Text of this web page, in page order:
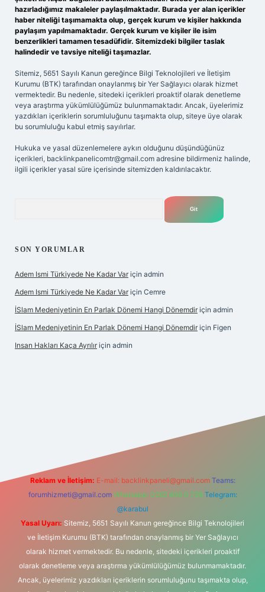
hazırladığımız makaleler paylaşılmaktadır. Burada yer alan içerikler
haber niteliği taşımamakta olup, gerçek kurum ve kişiler hakkında
paylaşım yapılmamaktadır. Gerçek kurum ve kişiler ile isim
benzerlikleri tamamen tesadüfidir. Sitemizdeki bilgiler taslak
halindedir ve tavsiye niteliği taşımazlar.
Sitemiz, 5651 Sayılı Kanun gereğince Bilgi Teknolojileri ve İletişim
Kurumu (BTK) tarafından onaylanmış bir Yer Sağlayıcı olarak hizmet
vermektedir. Bu nedenle, sitedeki içerikleri proaktif olarak denetleme
veya araştırma yükümlülüğümüz bulunmamaktadır. Ancak, üyelerimiz
yazdıkları içeriklerin sorumluluğunu taşımakta olup, siteye üye olarak
bu sorumluluğu kabul etmiş sayılırlar.
Hukuka ve yasal düzenlemelere aykırı olduğunu düşündüğünüz
içerikleri, backlinkpanelicomtr@gmail.com adresine bildirmeniz halinde,
ilgili içerikler yasal süre içerisinde sitemizden kaldırılacaktır.
SON YORUMLAR
Adem Ismi Türkiyede Ne Kadar Var için admin
Adem Ismi Türkiyede Ne Kadar Var için Cemre
İSlam Medeniyetinin En Parlak Dönemi Hangi Dönemdir için admin
İSlam Medeniyetinin En Parlak Dönemi Hangi Dönemdir için Figen
Insan Hakları Kaça Ayrılır için admin
Reklam ve İletişim: E-mail: backlinkpaneli@gmail.com Teams:
forumhizmeti@gmail.com Whatsapp: 0262 606 0 726 Telegram:
@karabul
Yasal Uyarı: Sitemiz, 5651 Sayılı Kanun gereğince Bilgi Teknolojileri
ve İletişim Kurumu (BTK) tarafından onaylanmış bir Yer Sağlayıcı
olarak hizmet vermektedir. Bu nedenle, sitedeki içerikleri proaktif
olarak denetleme veya araştırma yükümlülüğümüz bulunmamaktadır.
Ancak, üyelerimiz yazdıkları içeriklerin sorumluluğunu taşımakta olup,